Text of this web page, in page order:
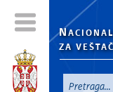
N
ZA